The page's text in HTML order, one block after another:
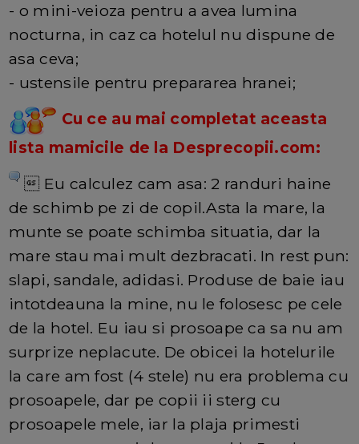
- o mini-veioza pentru a avea lumina
nocturna, in caz ca hotelul nu dispune de
asa ceva;
- ustensile pentru prepararea hranei;
Cu ce au mai completat aceasta
lista mamicile de la Desprecopii.com:
Eu calculez cam asa: 2 randuri haine
de schimb pe zi de copil.Asta la mare, la
munte se poate schimba situatia, dar la
mare stau mai mult dezbracati. In rest pun:
slapi, sandale, adidasi. Produse de baie iau
intotdeauna la mine, nu le folosesc pe cele
de la hotel. Eu iau si prosoape ca sa nu am
surprize neplacute. De obicei la hotelurile
la care am fost (4 stele) nu era problema cu
prosoapele, dar pe copii ii sterg cu
prosoapele mele, iar la plaja primesti